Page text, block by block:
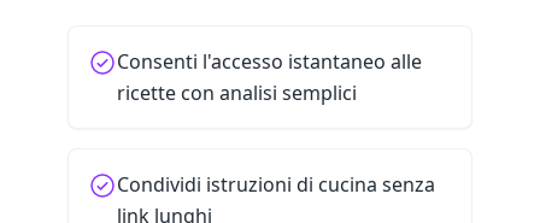
Consenti l'accesso istantaneo alle
ricette con analisi semplici
Condividi istruzioni di cucina senza
link lunghi